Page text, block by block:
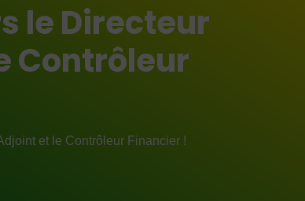
le Directeur
Contrôleur
et le Contrôleur Financier !